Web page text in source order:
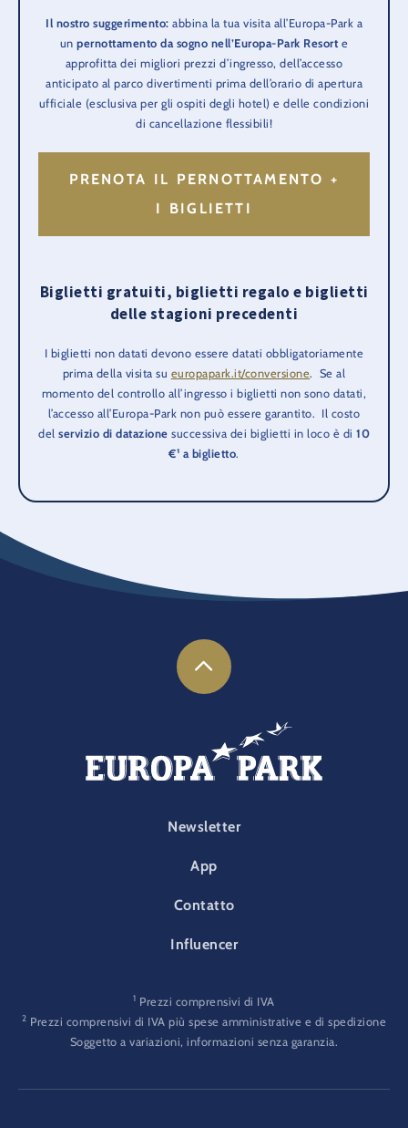
Il nostro suggerimento: abbina la tua visita all’Europa-Park a
unpernottamento da sogno nell’Europa-Park Resort e
approfitta dei migliori prezzi d’ingresso, dell’accesso
anticipato al parco divertimenti prima dell’orario di apertura
ufficiale (esclusiva per gli ospiti degli hotel) e delle condizioni
di cancellazione flessibili!
PRENOTA IL PERNOTTAMENTO +
I BIGLIETTI
Biglietti gratuiti, biglietti regalo e biglietti
delle stagioni precedenti
I biglietti non datati devono essere datati obbligatoriamente
prima della visita su europapark.it/conversione. Se al
momento del controllo all’ingresso i biglietti non sono datati,
l’accesso all’Europa-Park non può essere garantito. Il costo
del servizio di datazione successiva dei biglietti in loco è di 10
€¹ a biglietto.
FOOTER-PARK
Newsletter
App
Contatto
Influencer
1 Prezzi comprensivi di IVA
2 Prezzi comprensivi di IVA più spese amministrative e di spedizione
Soggetto a variazioni, informazioni senza garanzia.